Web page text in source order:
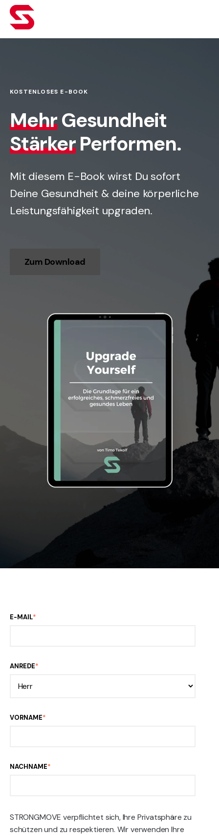
KOSTENLOSES E-BOOK
MehrGesundheit
StärkerPerformen.
Mit diesem E-Book wirst Du sofort
Deine Gesundheit & deine körperliche
Leistungsfähigkeit upgraden.
Zum Download
E-MAIL*
ANREDE*
VORNAME*
NACHNAME*
STRONGMOVE verpflichtet sich, Ihre Privatsphäre zu
schützen und zu respektieren. Wir verwenden Ihre